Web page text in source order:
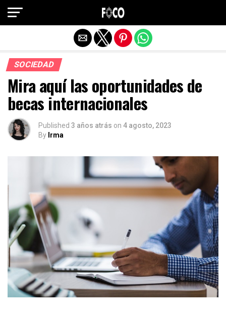
SOCIEDAD
Mira aquí las oportunidades de
becas internacionales
Published 3 años atrás on 4 agosto, 2023
By Irma
Salir de la versión móvil